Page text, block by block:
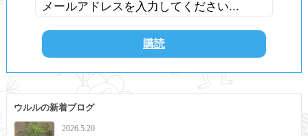
ウルルの新着ブログ
2026.5.20